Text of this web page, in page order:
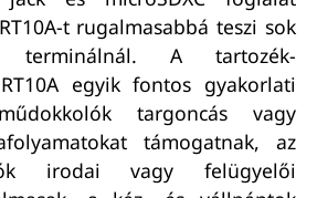
t rugalmasabbá teszi sok
terminálnál. A tartozék-
egyik fontos gyakorlati
targoncás vagy
támogatnak, az
irodai vagy felügyelői